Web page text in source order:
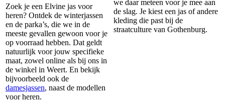
Zoek je een Elvine jas voor
heren? Ontdek de winterjassen
en de parka’s, die we in de
meeste gevallen gewoon voor je
op voorraad hebben. Dat geldt
natuurlijk voor jouw specifieke
maat, zowel online als bij ons in
de winkel in Weert. En bekijk
bijvoorbeeld ook de
damesjassen, naast de modellen
voor heren.
we daar meteen voor je mee aan
de slag. Je kiest een jas of andere
kleding die past bij de
straatculture van Gothenburg.